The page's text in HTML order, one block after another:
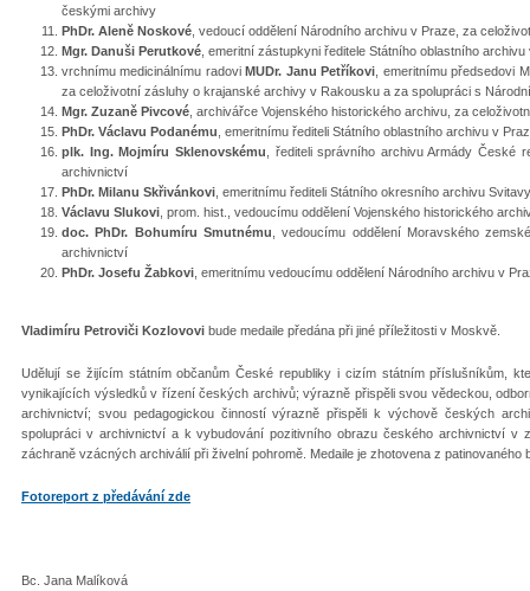
českými archivy
PhDr. Aleně Noskové , vedoucí oddělení Národního archivu v Praze, za
Mgr. Danuši Perutkové , emeritní zástupkyni ředitele Státního oblastního
vrchnímu medicinálnímu radoviMUDr. Janu Petříkovi , emeritnímu předsedovi
za celoživotní zásluhy o krajanské archivy v Rakousku a za spolupráci s
Mgr. Zuzaně Pivcové , archivářce Vojenského historického archivu, za
PhDr. Václavu Podanému , emeritnímu řediteli Státního oblastního archivu v
plk. Ing. Mojmíru Sklenovskému , řediteli správního archivu Armády
archivnictví
PhDr. Milanu Skřivánkovi , emeritnímu řediteli Státního okresního archivu
Václavu Slukovi , prom. hist., vedoucímu oddělení Vojenského historického
doc. PhDr. Bohumíru Smutnému , vedoucímu oddělení Moravského
archivnictví
PhDr. Josefu Žabkovi , emeritnímu vedoucímu oddělení Národního archivu v
Vladimíru Petroviči Kozlovovi bude medaile předána při jiné příležitosti v Moskvě.
Udělují se žijícím státním občanům České republiky i cizím státním příslušníkům,
vynikajících výsledků v řízení českých archivů; výrazně přispěli svou vědeckou,
archivnictví; svou pedagogickou činností výrazně přispěli k výchově českých
spolupráci v archivnictví a k vybudování pozitivního obrazu českého archivnictví v
záchraně vzácných archiválií při živelní pohromě. Medaile je zhotovena z
Fotoreport z předávání zde
Bc. Jana Malíková